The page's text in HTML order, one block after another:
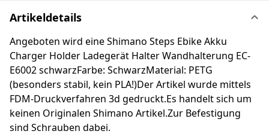
Artikeldetails
Angeboten wird eine Shimano Steps Ebike Akku
Charger Holder Ladegerät Halter Wandhalterung EC-
E6002 schwarzFarbe: SchwarzMaterial: PETG
(besonders stabil, kein PLA!)Der Artikel wurde mittels
FDM-Druckverfahren 3d gedruckt.Es handelt sich um
keinen Originalen Shimano Artikel.Zur Befestigung
sind Schrauben dabei.